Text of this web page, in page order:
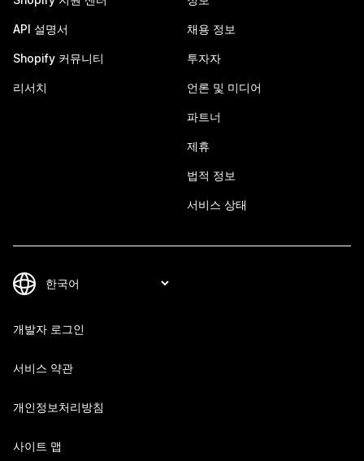
API 설명서
Shopify 커뮤니티
리서치
채용 정보
투자자
언론 및 미디어
파트너
제휴
법적 정보
서비스 상태
개발자 로그인
서비스 약관
개인정보처리방침
사이트 맵